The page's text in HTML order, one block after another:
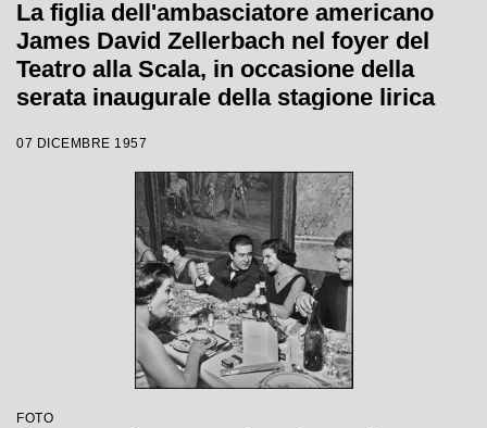
La figlia dell'ambasciatore americano
James David Zellerbach nel foyer del
Teatro alla Scala, in occasione della
serata inaugurale della stagione lirica
"Un ballo in maschera", diretta da
Gianandrea Gavazzeni e con la regia di
Margherita Wallmann
07 DICEMBRE 1957
FOTO